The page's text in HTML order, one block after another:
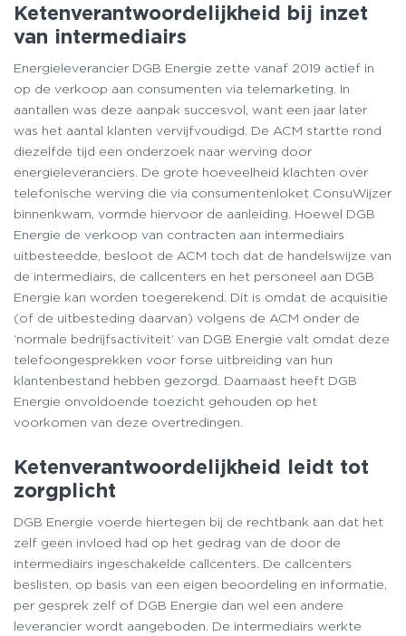
Ketenverantwoordelijkheid bij inzet
van intermediairs
Energieleverancier DGB Energie zette vanaf 2019 actief in
op de verkoop aan consumenten via telemarketing. In
aantallen was deze aanpak succesvol, want een jaar later
was het aantal klanten vervijfvoudigd. De ACM startte rond
diezelfde tijd een onderzoek naar werving door
energieleveranciers. De grote hoeveelheid klachten over
telefonische werving die via consumentenloket ConsuWijzer
binnenkwam, vormde hiervoor de aanleiding. Hoewel DGB
Energie de verkoop van contracten aan intermediairs
uitbesteedde, besloot de ACM toch dat de handelswijze van
de intermediairs, de callcenters en het personeel aan DGB
Energie kan worden toegerekend. Dit is omdat de acquisitie
(of de uitbesteding daarvan) volgens de ACM onder de
‘normale bedrijfsactiviteit’ van DGB Energie valt omdat deze
telefoongesprekken voor forse uitbreiding van hun
klantenbestand hebben gezorgd. Daarnaast heeft DGB
Energie onvoldoende toezicht gehouden op het
voorkomen van deze overtredingen.
Ketenverantwoordelijkheid leidt tot
zorgplicht
DGB Energie voerde hiertegen bij de rechtbank aan dat het
zelf geen invloed had op het gedrag van de door de
intermediairs ingeschakelde callcenters. De callcenters
beslisten, op basis van een eigen beoordeling en informatie,
per gesprek zelf of DGB Energie dan wel een andere
leverancier wordt aangeboden. De intermediairs werkte